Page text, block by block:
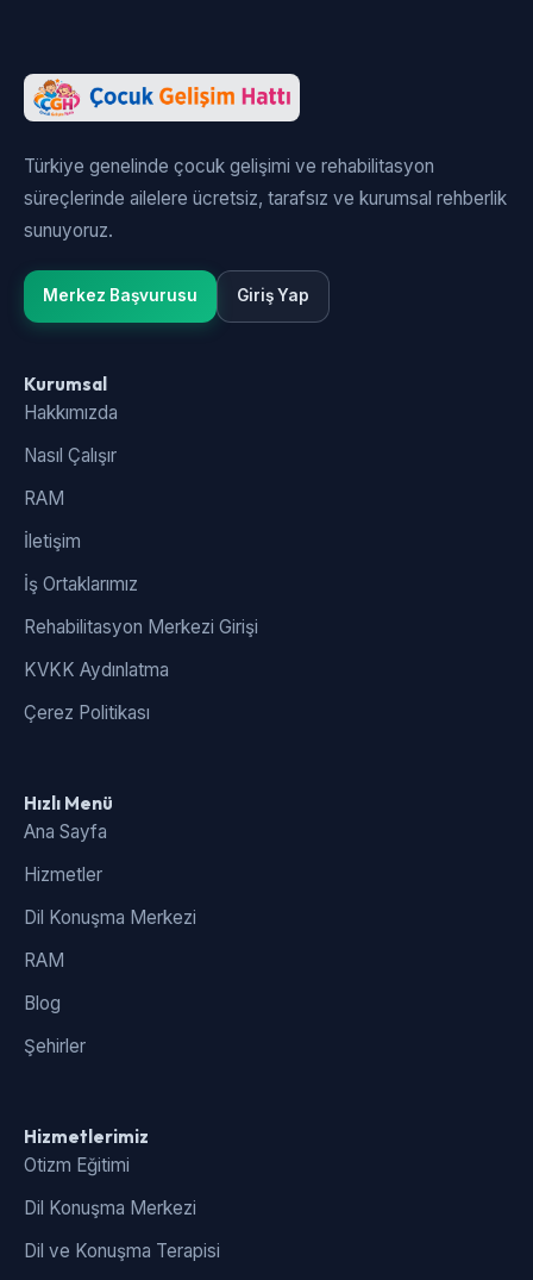
Türkiye genelinde çocuk gelişimi ve rehabilitasyon
süreçlerinde ailelere ücretsiz, tarafsız ve kurumsal rehberlik
sunuyoruz.
Merkez Başvurusu Giriş Yap
Kurumsal
Hakkımızda
Nasıl Çalışır
RAM
İletişim
İş Ortaklarımız
Rehabilitasyon Merkezi Girişi
KVKK Aydınlatma
Çerez Politikası
Hızlı Menü
Ana Sayfa
Hizmetler
Dil Konuşma Merkezi
RAM
Blog
Şehirler
Hizmetlerimiz
Otizm Eğitimi
Dil Konuşma Merkezi
Dil ve Konuşma Terapisi